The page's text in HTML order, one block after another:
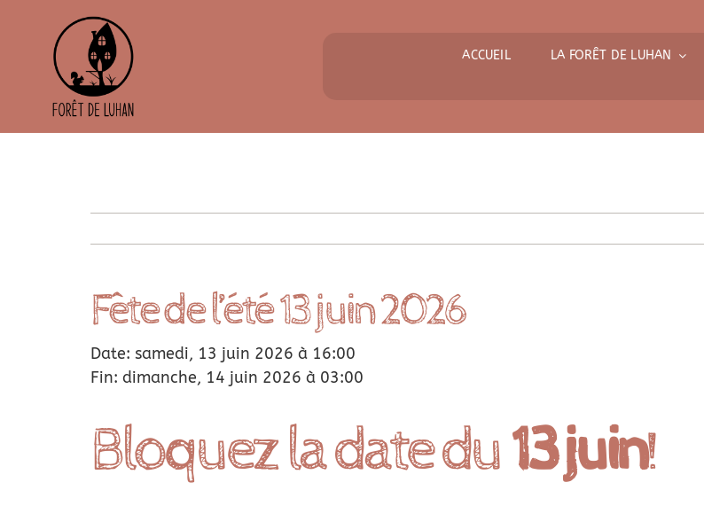
contenu
ACCUEIL LA FORÊT DE LUHAN
Fête de l’été 13 juin 2026
Date: samedi, 13 juin 2026 à 16:00
Fin: dimanche, 14 juin 2026 à 03:00
Bloquez la date du13 juin!